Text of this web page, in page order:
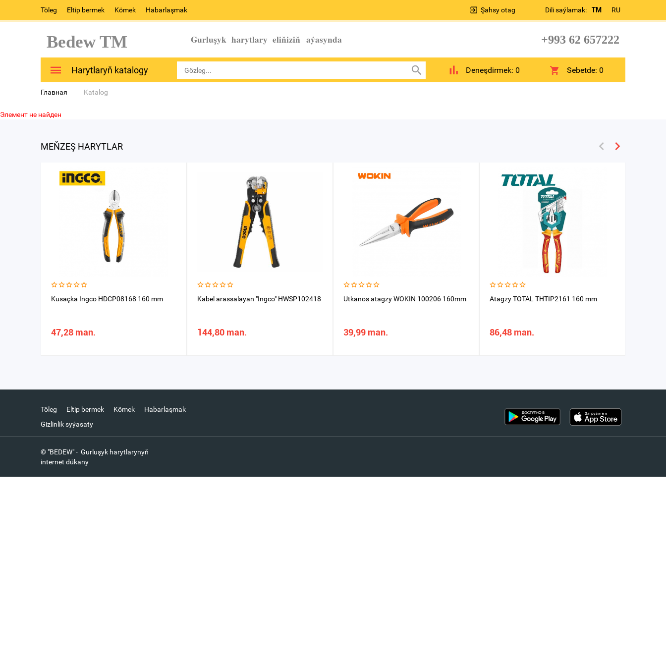
Töleg Eltip bermek Kömek Habarlaşmak Dili saýlamak: TM RU
Şahsy otag
Bedew TM Gurluşyk harytlary eliňiziň aýasynda +993 62 657222
Harytlaryň katalogy Deneşdirmek: 0 Sebetde:0
Главная Katalog
Элемент не найден
MEŇZEŞ HARYTLAR
Kusaçka Ingсo HDCP08168 160 mm
47,28 man.
Kabel arassalayan "Ingco" HWSP102418
144,80 man.
Utkanos atagzy WOKIN 100206 160mm
39,99 man.
Atagzy TOTAL THTIP2161 160 mm
86,48 man.
Töleg Eltip bermek Kömek
Habarlaşmak
Gizlinlik syýasaty
© "BEDEW" - Gurluşyk harytlarynyň
internet dükany